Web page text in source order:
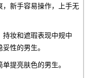
新手容易操作，上手无
妆和遮瑕表现中规中
性的男生。
提亮肤色的男生。